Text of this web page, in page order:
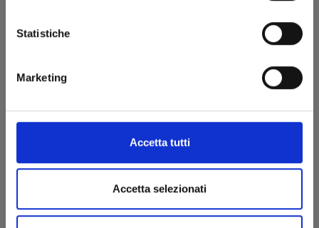
Statistiche
Marketing
Accetta tutti
Accetta selezionati
BRAVE BELL n. 6